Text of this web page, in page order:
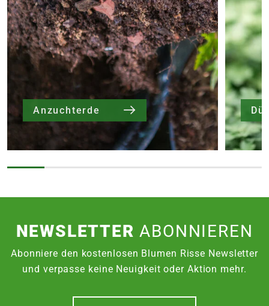
Anzuchterde
NEWSLETTER ABONNIEREN
Abonniere den kostenlosen Blumen Risse Newsletter
und verpasse keine Neuigkeit oder Aktion mehr.